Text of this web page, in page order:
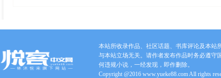
本站所收录作品、社区话题、书库评论及本站
与本站立场无关。请作者发布作品时务必遵守
何违规小说，一经发现，即作删除。
Copyright @2016 www.yueke88.com All rights